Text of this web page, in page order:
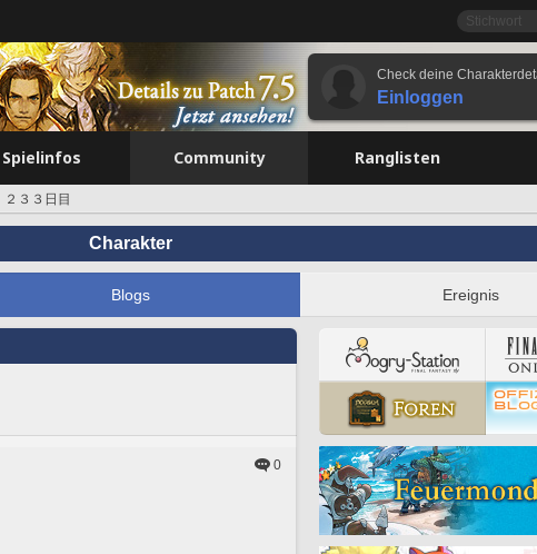
Check deine
Einloggen
Spielinfos Community Ranglisten
２３３日目
Charakter
Blogs Ereignis
0